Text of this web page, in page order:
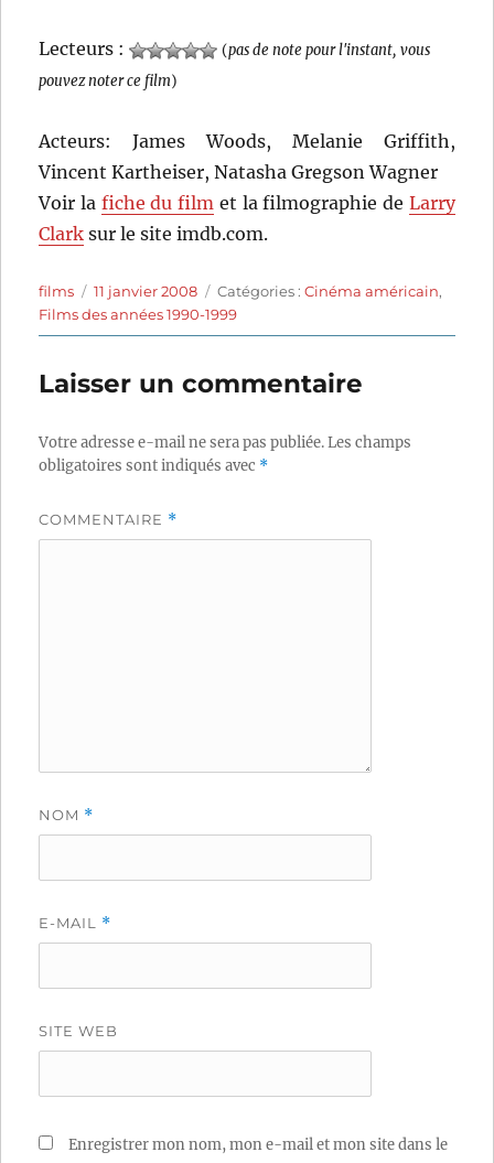
Lecteurs : (pas de note pour l'instant, vous
pouvez noter ce film)
Acteurs: James Woods, Melanie Griffith,
Vincent Kartheiser, Natasha Gregson Wagner
Voir la fiche du film et la filmographie de Larry
Clark sur le site imdb.com.
Auteur
films
Publié
le
11 janvier 2008 Catégories
Catégories :Cinéma américain,
Films des années 1990-1999
Laisser un commentaire
Votre adresse e-mail ne sera pas publiée.Les champs
obligatoires sont indiqués avec *
COMMENTAIRE *
NOM *
E-MAIL *
SITE WEB
Enregistrer mon nom, mon e-mail et mon site dans le